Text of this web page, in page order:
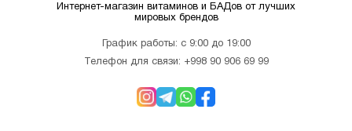
Коэнзим
Интернет-магазин витаминов и БАДов от лучших
мировых брендов
График работы: с 9:00 до 19:00
Телефон для связи: +998 90 906 69 99